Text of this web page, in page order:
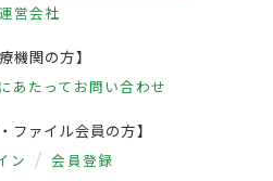
運営会社
機関の方】
あたって お問い合わせ
ファイル会員の方】
ン 会員登録